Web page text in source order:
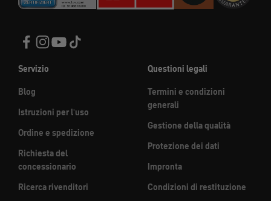
Servizio
Blog
Istruzioni per l'uso
Ordine e spedizione
Richiesta del
concessionario
Ricerca rivenditori
Questioni legali
Termini e condizioni
generali
Gestione della qualità
Protezione dei dati
Impronta
Condizioni di restituzione